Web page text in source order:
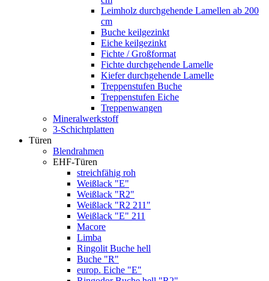
Leimholz durchgehende Lamellen ab 200
cm
Buche keilgezinkt
Eiche keilgezinkt
Fichte / Großformat
Fichte durchgehende Lamelle
Kiefer durchgehende Lamelle
Treppenstufen Buche
Treppenstufen Eiche
Treppenwangen
Mineralwerkstoff
3-Schichtplatten
Türen
Blendrahmen
EHF-Türen
streichfähig roh
Weißlack "E"
Weißlack "R2"
Weißlack "R2 211"
Weißlack "E" 211
Macore
Limba
Ringolit Buche hell
Buche "R"
europ. Eiche "E"